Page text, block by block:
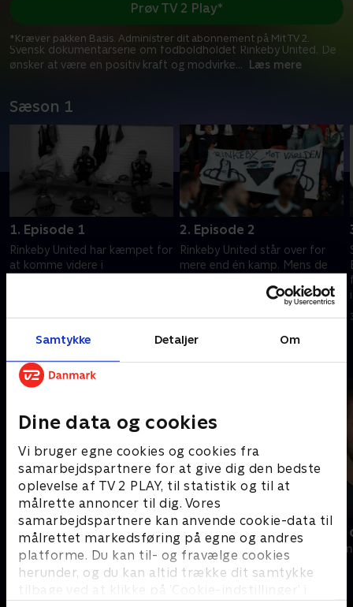
Samtykke Detaljer Om
Dine data og cookies
Vi bruger egne cookies og cookies fra
samarbejdspartnere for at give dig den bedste
oplevelse af TV 2 PLAY, til statistik og til at
målrette annoncer til dig. Vores
samarbejdspartnere kan anvende cookie-data til
målrettet markedsføring på egne og andres
platforme. Du kan til- og fravælge cookies
herunder, og du kan altid trække dit samtykke
tilbage ved at klikke på ’Cookie-indstillinger’ i
Svensk dokumentarserie om fodboldholdet Rinkeby United. De
ønsker at være en positiv kraft og modvirke... Læs mere
Prøv TV 2 Play*
*Kræver pakken Basis. Administrer dit abonnement på Mit TV 2.
Sæson 1
1. Episode 1
Rinkeby United har kæmpet for
at komme videre i
31. august 2023 • 44 min
2. Episode 2
Rinkeby United står over for
mere end én kamp. Mens de
fordomme, bliver de også
testet i Västerorts-derbyet
31. august 2023 • 44 min
Andre så også
Farlige forældre
Dokumentar • 1 sæsoner
Sverri - den
2024 •